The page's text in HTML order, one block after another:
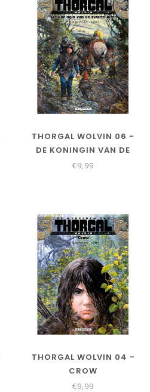
THORGAL WOLVIN 06 -
DE KONINGIN VAN DE
ZWARTE ALFEN
€9,99
THORGAL WOLVIN 04 -
CROW
€9,99